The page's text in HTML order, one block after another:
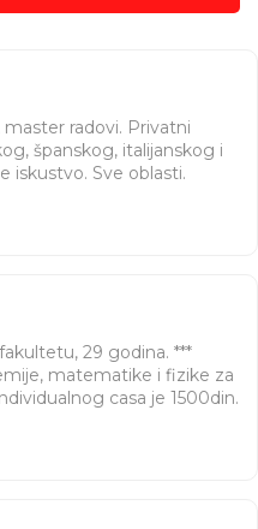
radovi. Privatni
španskog, italijanskog i
iskustvo. Sve oblasti.
nam na Instagram (
) ili na e-mail
29 godina. ***
matematike i fizike za
casa je 1500din.
ispit za upis na
ili Hemijski fakultet.
od kuce - pripremni
zadataka po oblastima,